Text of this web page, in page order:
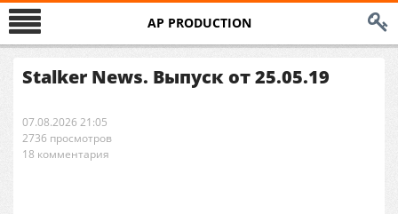
AP PRODUCTION
Stalker News. Выпуск от 25.05.19
07.08.2026 21:05
2736 просмотров
18 комментария